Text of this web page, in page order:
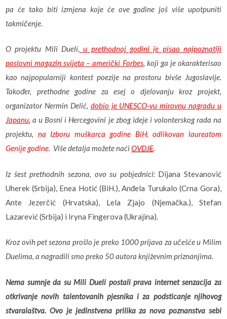
pa će tako biti izmjena koje će ove godine još više upotpuniti
takmičenje.
O projektu Mili Dueli, u prethodnoj godini je pisao najpoznatiji
poslovni magazin svijeta – američki Forbes, koji ga je okarakterisao
kao najpopularniji kontest poezije na prostoru bivše Jugoslavije.
Također, prethodne godine za esej o djelovanju kroz projekt,
organizator Nermin Delić, dobio je UNESCO-vu mirovnu nagradu u
Japanu, a u Bosni i Hercegovini je zbog ideje i volonterskog rada na
projektu, na Izboru muškarca godine BiH, odlikovan laureatom
Genije godine. Više detalja možete naćiOVDJE.
Iz šest prethodnih sezona, ovo su pobjednici:Dijana Stevanović
Uherek (Srbija), Enea Hotić (BiH.), Anđela Turukalo (Crna Gora),
Ante Jezerčić (Hrvatska), Lela Zjajo (Njemačka.), Stefan
Lazarević (Srbija) i Iryna Fingerova (Ukrajina).
Kroz ovih pet sezona prošlo je preko 1000 prijava za učešće u Milim
Duelima, a nagradili smo preko 50 autora književnim priznanjima.
Nema sumnje da su Mili Dueli postali prava internet senzacija za
otkrivanje novih talentovanih pjesnika i za podsticanje njihovog
stvaralaštva. Ovo je jedinstvena prilika za nova poznanstva sebi